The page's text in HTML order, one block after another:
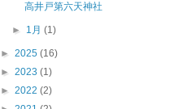
高井戸第六天神社
► 1月(1)
► 2025 (16)
► 2023 (1)
► 2022 (2)